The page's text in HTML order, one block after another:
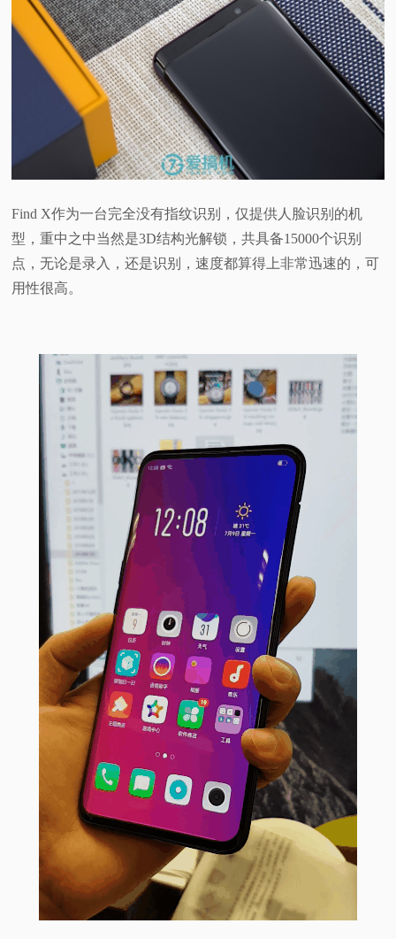
Find X作为一台完全没有指纹识别，仅提供人脸识别的机
型，重中之中当然是3D结构光解锁，共具备15000个识别
点，无论是录入，还是识别，速度都算得上非常迅速的，可
用性很高。